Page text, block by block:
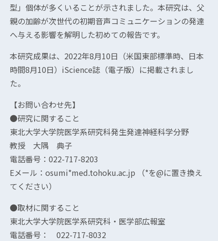
型」個体が多くいることが示されました。本研究は、父
親の加齢が次世代の初期音声コミュニケーションの発達
へ与える影響を解明した初めての報告です。
本研究成果は、2022年8月10日（米国東部標準時、日本
時間8月10日）iScience誌（電子版）に掲載されまし
た。
【お問い合わせ先】
●研究に関すること
東北大学大学院医学系研究科発生発達神経科学分野
教授 大隅 典子
電話番号：022-717-8203
Eメール：osumi*med.tohoku.ac.jp （*を@に置き換え
てください）
●取材に関すること
東北大学大学院医学系研究科・医学部広報室
電話番号： 022-717-8032